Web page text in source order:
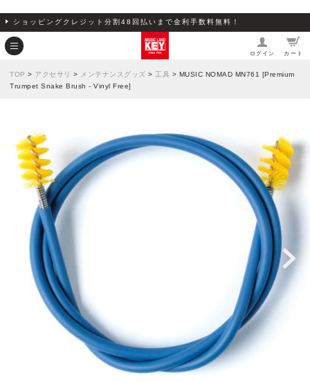
ショッピングクレジット分割48回払いまで金利手数料無料！
ログイン カート
TOP > アクセサリ > メンテナンスグッズ > 工具 > MUSIC NOMAD MN761 [Premium
Trumpet Snake Brush - Vinyl Free]